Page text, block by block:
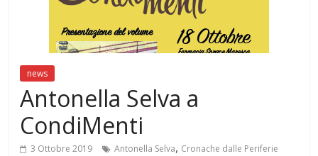
news
Antonella Selva a
CondiMenti
3 Ottobre 2019 Antonella Selva, Cronache dalle Periferie